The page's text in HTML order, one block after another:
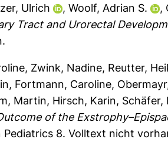
Ulrich , Woolf, Adrian S. ,
Tract and Urorectal
, Zwink, Nadine, Reutter,
, Fortmann, Caroline,
Martin, Hirsch, Karin, Schäfer,
of the
Pediatrics 8. Volltext nicht